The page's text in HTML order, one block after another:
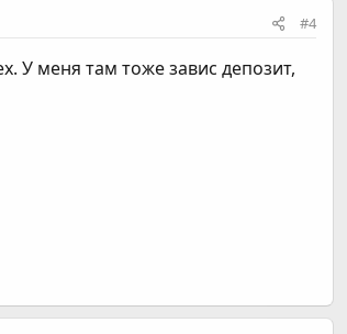
#4
У меня там тоже завис депозит,